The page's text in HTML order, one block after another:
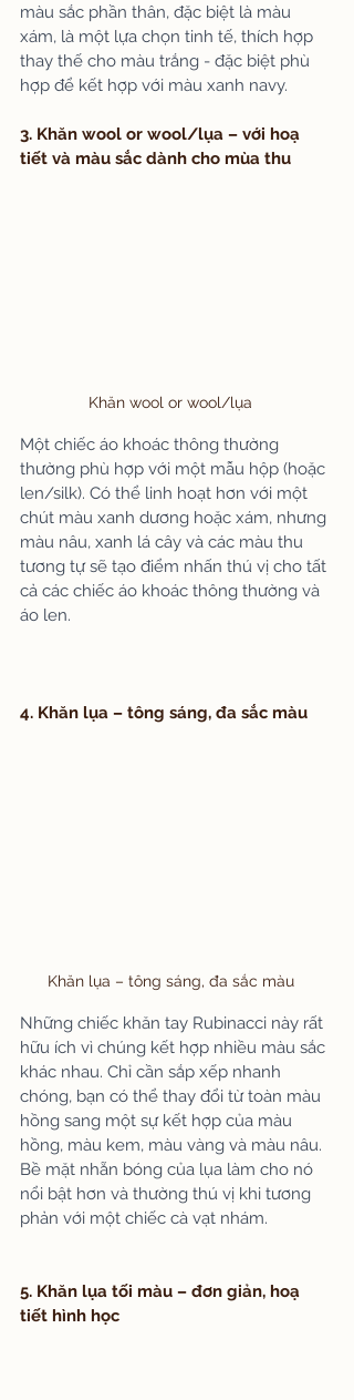
màu sắc phần thân, đặc biệt là màu
xám, là một lựa chọn tinh tế, thích hợp
thay thế cho màu trắng - đặc biệt phù
hợp để kết hợp với màu xanh navy.
3. Khăn wool or wool/lụa – với hoạ
tiết và màu sắc dành cho mùa thu
Khăn wool or wool/lụa
Một chiếc áo khoác thông thường
thường phù hợp với một mẫu hộp (hoặc
len/silk). Có thể linh hoạt hơn với một
chút màu xanh dương hoặc xám, nhưng
màu nâu, xanh lá cây và các màu thu
tương tự sẽ tạo điểm nhấn thú vị cho tất
cả các chiếc áo khoác thông thường và
áo len.
4. Khăn lụa – tông sáng, đa sắc màu
Khăn lụa – tông sáng, đa sắc màu
Những chiếc khăn tay Rubinacci này rất
hữu ích vì chúng kết hợp nhiều màu sắc
khác nhau. Chỉ cần sắp xếp nhanh
chóng, bạn có thể thay đổi từ toàn màu
hồng sang một sự kết hợp của màu
hồng, màu kem, màu vàng và màu nâu.
Bề mặt nhẵn bóng của lụa làm cho nó
nổi bật hơn và thường thú vị khi tương
phản với một chiếc cà vạt nhám.
5. Khăn lụa tối màu – đơn giản, hoạ
tiết hình học